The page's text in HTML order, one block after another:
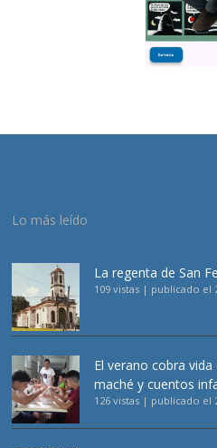
Lo más leído
La regenta de San
109 vistas | publicado el
El verano cobra
maché y cuentos
126 vistas | publicado el